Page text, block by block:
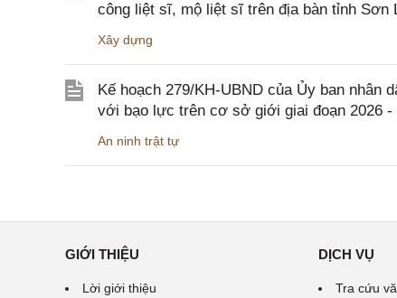
công liệt sĩ, mộ liệt sĩ trên địa bàn tỉnh Sơn
Xây dựng
Kế hoạch 279/KH-UBND của Ủy ban nhân
với bạo lực trên cơ sở giới giai đoạn 2026 -
An ninh trật tự
GIỚI THIỆU
Lời giới thiệu
DỊCH VỤ
Tra cứu